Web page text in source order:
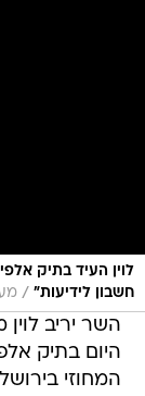
לוין העיד בתיק
חשבון לידיעות" /
השר יריב
היום בתיק
המחוזי